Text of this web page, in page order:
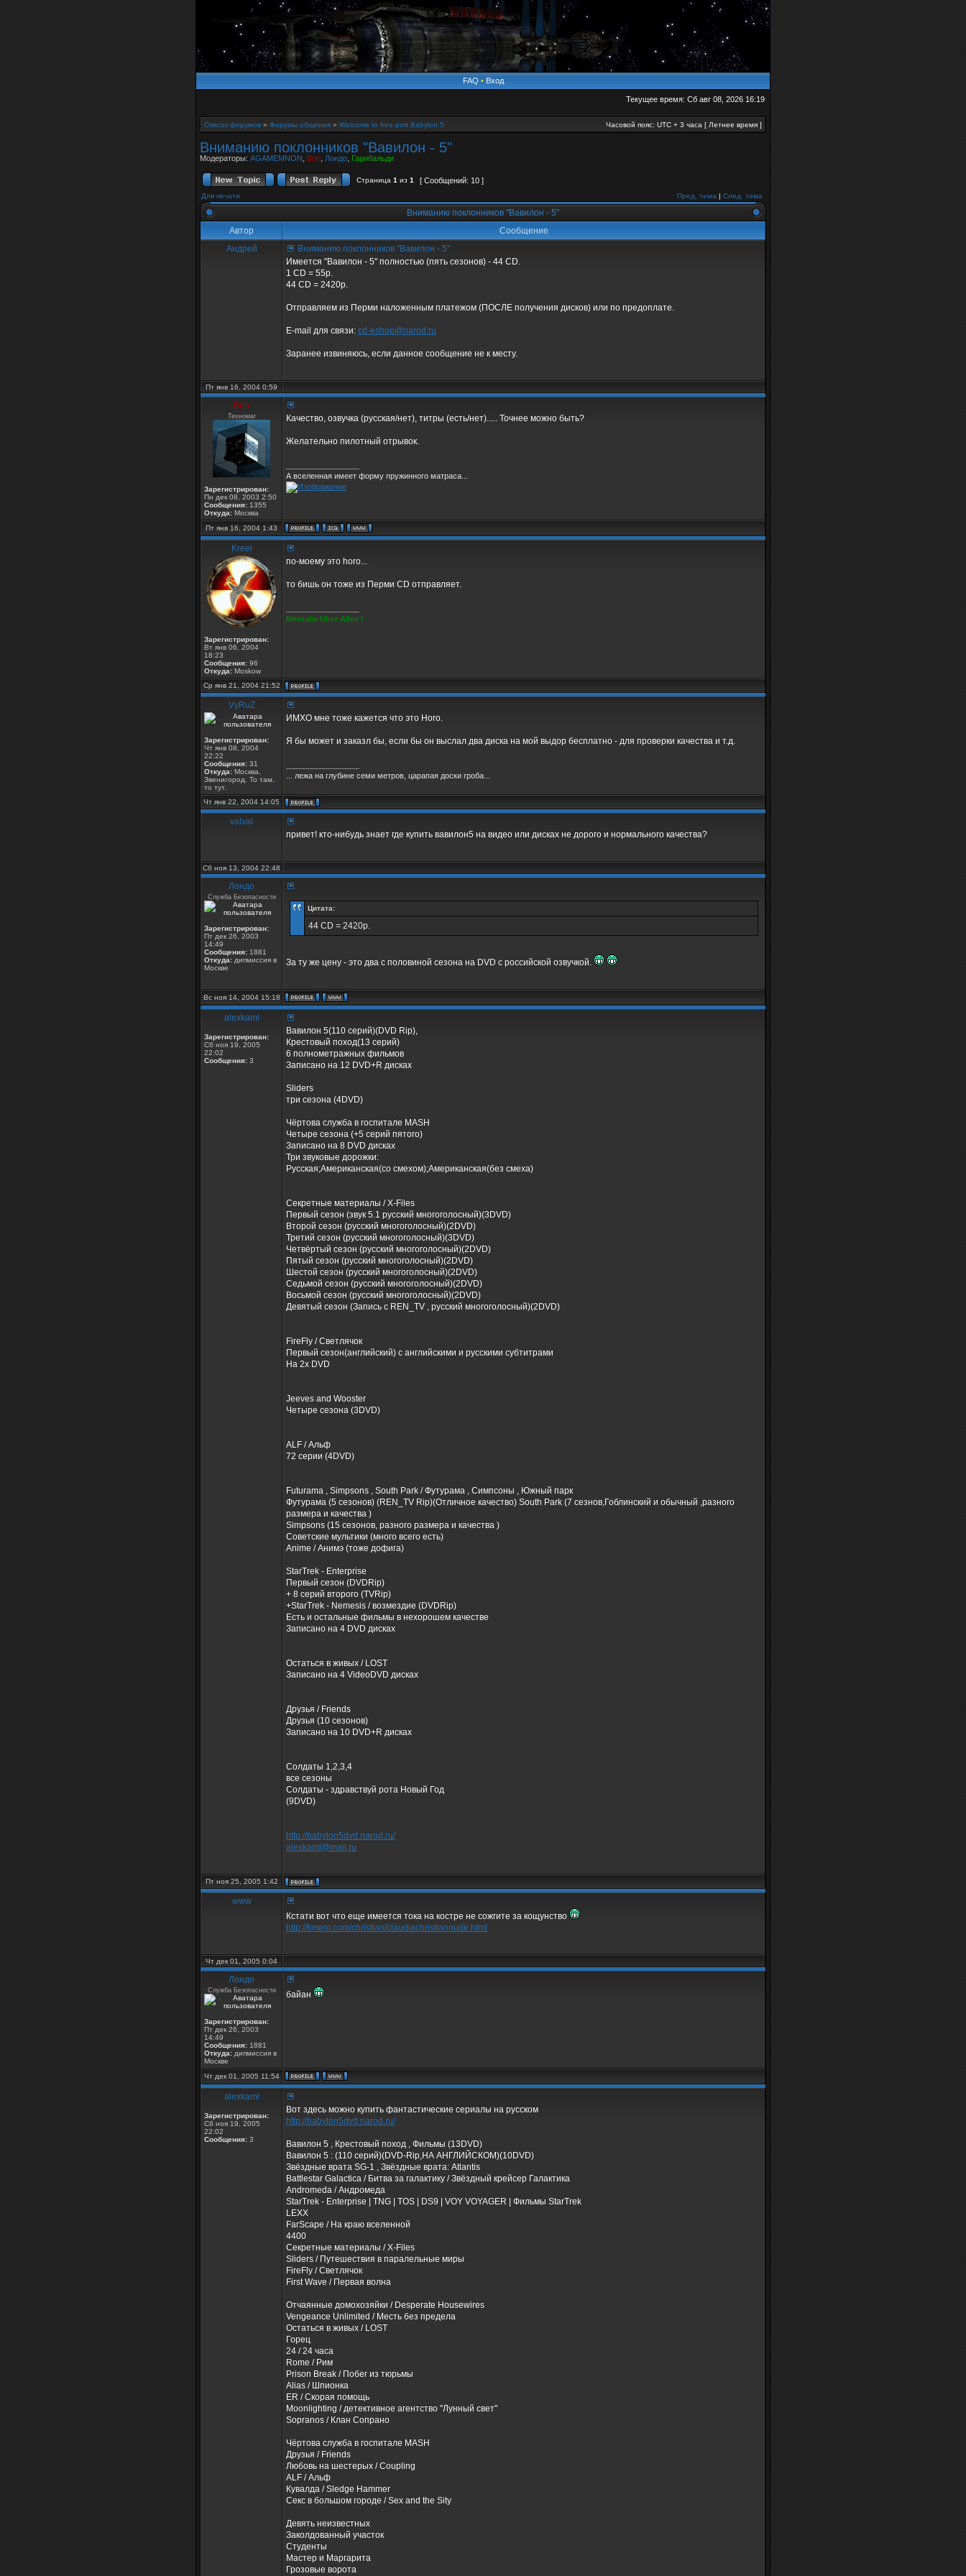
FAQ • Вход
Текущее время: Сб авг 08, 2026 16:19
Список форумов » Форумы общения » Welcome to free port Babylon 5 Часовой пояс: UTC + 3 часа [ Летнее время ]
Вниманию поклонников "Вавилон - 5"
Модераторы: AGAMEMNON Buh Лондо Гарибальди
Страница 1 из 1 [ Сообщений: 10 ]
Для печати Пред. тема | След. тема
Вниманию поклонников "Вавилон - 5"
Автор
Сообщение
Андрей
Вниманию поклонников "Вавилон - 5"
Имеется "Вавилон - 5" полностью (пять сезонов) - 44 CD.
1 CD = 55р.
44 CD = 2420р.
Отправляем из Перми наложенным платежом (ПОСЛЕ получения дисков) или по предоплате.
E-mail для связи: cd-eshop@narod.ru
Заранее извиняюсь, если данное сообщение не к месту.
Пт янв 16, 2004 0:59
Buh
Техномаг
Зарегистрирован:
Пн дек 08, 2003 2:50
Сообщения: 1355
Откуда: Москва
Качество, озвучка (русская/нет), титры (есть/нет)..... Точнее можно быть?
Желательно пилотный отрывок.
А вселенная имеет форму пружинного матраса...
Пт янв 16, 2004 1:43
Kreel
Зарегистрирован:
Вт янв 06, 2004
18:23
Сообщения: 96
Откуда: Moskow
по-моему это horo...
то бишь он тоже из Перми CD отправляет.
Mentalis Uber Alles !
Ср янв 21, 2004 21:52
VyRuZ
Зарегистрирован:
Чт янв 08, 2004
22:22
Сообщения: 31
Откуда: Москва,
Звенигород. То там,
то тут.
ИМХО мне тоже кажется что это Horo.
Я бы может и заказл бы, если бы он выслал два диска на мой выдор бесплатно - для проверки качества и т.д.
... лежа на глубине семи метров, царапая доски гроба...
Чт янв 22, 2004 14:05
valval
привет! кто-нибудь знает где купить вавилон5 на видео или дисках не дорого и нормального качества?
Сб ноя 13, 2004 22:48
Лондо
Служба Безопасности
Зарегистрирован:
Пт дек 26, 2003
14:49
Сообщения: 1881
Откуда: дипмиссия в
Москве
Цитата:
44 CD = 2420р.
За ту же цену - это два с половиной сезона на DVD с российской озвучкой.
Вс ноя 14, 2004 15:18
alexkaml
Зарегистрирован:
Сб ноя 19, 2005
22:02
Сообщения: 3
Вавилон 5(110 серий)(DVD Rip),
Крестовый поход(13 серий)
6 полнометражных фильмов
Записано на 12 DVD+R дисках
Sliders
три сезона (4DVD)
Чёртова служба в госпитале MASH
Четыре сезона (+5 серий пятого)
Записано на 8 DVD дисках
Три звуковые дорожки:
Русская;Американская(со смехом);Американская(без смеха)
Секретные материалы / X-Files
Первый сезон (звук 5.1 русский многоголосный)(3DVD)
Второй сезон (русский многоголосный)(2DVD)
Третий сезон (русский многоголосный)(3DVD)
Четвёртый сезон (русский многоголосный)(2DVD)
Пятый сезон (русский многоголосный)(2DVD)
Шестой сезон (русский многоголосный)(2DVD)
Седьмой сезон (русский многоголосный)(2DVD)
Восьмой сезон (русский многоголосный)(2DVD)
Девятый сезон (Запись с REN_TV , русский многоголосный)(2DVD)
FireFly / Светлячок
Первый сезон(английский) с английскими и русскими субтитрами
На 2х DVD
Jeeves and Wooster
Четыре сезона (3DVD)
ALF / Альф
72 серии (4DVD)
Futurama , Simpsons , South Park / Футурама , Симпсоны , Южный парк
Футурама (5 сезонов) (REN_TV Rip)(Отличное качество) South Park (7 сезнов,Гоблинский и обычный ,разного
размера и качества )
Simpsons (15 сезонов, разного размера и качества )
Советские мультики (много всего есть)
Anime / Анимэ (тоже дофига)
StarTrek - Enterprise
Первый сезон (DVDRip)
+ 8 серий второго (TVRip)
+StarTrek - Nemesis / возмездие (DVDRip)
Есть и остальные фильмы в нехорошем качестве
Записано на 4 DVD дисках
Остаться в живых / LOST
Записано на 4 VideoDVD дисках
Друзья / Friends
Друзья (10 сезонов)
Записано на 10 DVD+R дисках
Солдаты 1,2,3,4
все сезоны
Солдаты - здравствуй рота Новый Год
(9DVD)
http://babylon5dvd.narod.ru/
alexkaml@mail.ru
Пт ноя 25, 2005 1:42
www
Кстати вот что еще имеется тока на костре не сожгите за кощунство
http://timem.com/christian/claudiachristiannude.html
Чт дек 01, 2005 0:04
Лондо
Служба Безопасности
Зарегистрирован:
Пт дек 26, 2003
14:49
Сообщения: 1881
Откуда: дипмиссия в
Москве
байан
Чт дек 01, 2005 11:54
alexkaml
Зарегистрирован:
Сб ноя 19, 2005
22:02
Сообщения: 3
Вот здесь можно купить фантастические сериалы на русском
http://babylon5dvd.narod.ru/
Вавилон 5 , Крестовый поход , Фильмы (13DVD)
Вавилон 5 : (110 серий)(DVD-Rip,НА АНГЛИЙСКОМ)(10DVD)
Звёздные врата SG-1 , Звёздные врата: Atlantis
Battlestar Galactica / Битва за галактику / Звёздный крейсер Галактика
Andromeda / Андромеда
StarTrek - Enterprise | TNG | TOS | DS9 | VOY VOYAGER | Фильмы StarTrek
LEXX
FarScape / На краю вселенной
4400
Секретные материалы / X-Files
Sliders / Путешествия в паралельные миры
FireFly / Светлячок
First Wave / Первая волна
Отчаянные домохозяйки / Desperate Housewires
Vengeance Unlimited / Месть без предела
Остаться в живых / LOST
Горец
24 / 24 часа
Rome / Рим
Prison Break / Побег из тюрьмы
Alias / Шпионка
ER / Скорая помощь
Moonlighting / детективное агентство "Лунный свет"
Sopranos / Клан Сопрано
Чёртова служба в госпитале MASH
Друзья / Friends
Любовь на шестерых / Coupling
ALF / Альф
Кувалда / Sledge Hammer
Секс в большом городе / Sex and the Sity
Девять неизвестных
Заколдованный участок
Студенты
Мастер и Маргарита
Грозовые ворота